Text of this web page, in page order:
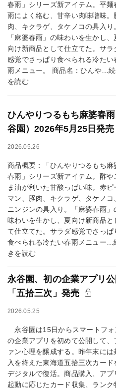
春雨」シリーズ新アイテム。平麺
雨によく絡む、甘辛い肉味噌味。
肉、キクラゲ、タケノコの具入り
「麻婆春雨」の味わいを生かし、
向け新商品として仕立てた。サラ
感覚でさっぱり食べられる冷たい
雨メニュー。 商品名：ひんや…続
を読む
ひんやりつるもち麻婆春
谷園）2026年5月25日発売
2026.05.26
商品概要：「ひんやりつるもち麻
春雨」シリーズ新アイテム。酢や
ま油が利いた甘酸っぱい味。赤ピ
マン、豚肉、キクラゲ、タケノコ
ニンジンの具入り。「麻婆春雨」
味わいを生かし、夏向け新商品と
て仕立てた。サラダ感覚でさっぱ
食べられる冷たい春雨メニュー…
きを読む
永谷園、初の企業アプリ
「五拾三次」発売
2026.05.25
永谷園は15日からスマートフォ
の企業アプリを初めて公開して、
ァン心理を醸成する。昨年末には
入を終えた東海道五拾三次カード
デジタルで復活。商品購入、アプ
起動に応じたカード収集、ラン